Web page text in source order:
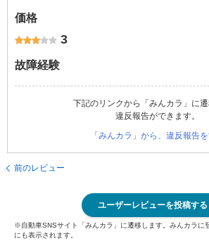
価格
3
故障経験
下記のリンクから「みんカラ」に遷
違反報告ができます。
「みんカラ」から、違反報告
前のレビュー
ユーザーレビューを投稿する
※自動車SNSサイト「みんカラ」に遷移します。みんカラに
にも表示されます。